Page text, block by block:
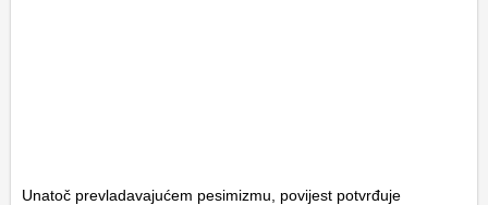
Unatoč prevladavajućem pesimizmu, povijest potvrđuje